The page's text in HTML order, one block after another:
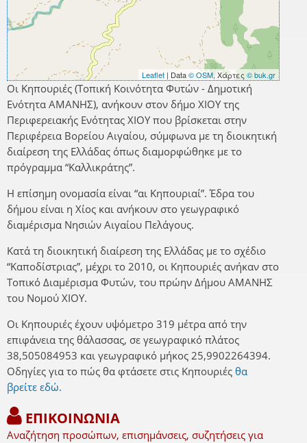
Leaflet | Data© OSM, Χάρτες © buk.gr
Οι Κηπουριές (Τοπική Κοινότητα Φυτών - Δημοτική
Ενότητα ΑΜΑΝΗΣ), ανήκουν στον δήμο ΧΙΟΥ της
Περιφερειακής Ενότητας ΧΙΟΥ που βρίσκεται στην
Περιφέρεια Βορείου Αιγαίου, σύμφωνα με τη διοικητική
διαίρεση της Ελλάδας όπως διαμορφώθηκε με το
πρόγραμμα “Καλλικράτης”.
Η επίσημη ονομασία είναι “αι Κηπουριαί”. Έδρα του
δήμου είναι η Χίος και ανήκουν στο γεωγραφικό
διαμέρισμα Νησιών Αιγαίου Πελάγους.
Κατά τη διοικητική διαίρεση της Ελλάδας με το σχέδιο
“Καποδίστριας”, μέχρι το 2010, οι Κηπουριές ανήκαν στο
Τοπικό Διαμέρισμα Φυτών, του πρώην Δήμου ΑΜΑΝΗΣ
του Νομού ΧΙΟΥ.
Οι Κηπουριές έχουν υψόμετρο 319 μέτρα από την
επιφάνεια της θάλασσας, σε γεωγραφικό πλάτος
38,505084953 και γεωγραφικό μήκος 25,9902264394.
Οδηγίες για το πώς θα φτάσετε στις Κηπουριές θα
βρείτε εδώ.
ΕΠΙΚΟΙΝΩΝΙΑ
Αναζήτηση προσώπων, επισημάνσεις, συζητήσεις για